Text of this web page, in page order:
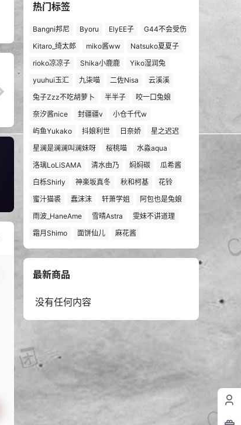
热门标签
Bangni邦尼 Byoru ElyEE子
G44不会受伤
Kitaro_绮太郎
miko酱ww
Natsuko夏夏子
rioko凉凉子
Shika小鹿鹿
Yiko湿润兔
yuuhui玉汇
九柒喵 二佐Nisa
云溪溪
兔子Zzz不吃胡萝卜
半半子
咬一口兔娘
奈汐酱nice
封疆疆v
小仓千代w
屿鱼Yukako
抖娘利世 日奈娇
星之迟迟
星澜是澜澜叫澜妹呀
桜桃喵
水淼aqua
洛璃LoLiSAMA
清水由乃 焖焖碳
瓜希酱
白栎Shirly
神楽坂真冬 秋和柯基
花铃
蜜汁猫裘
蠢沫沫 轩萧学姐
阿包也是兔娘
雨波_HaneAme
雪晴Astra
雯妹不讲道理
霜月Shimo
面饼仙儿 麻花酱
最新商品
没有任何内容